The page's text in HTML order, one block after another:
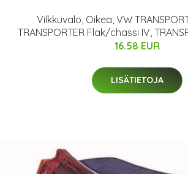
Vilkkuvalo, Oikea, VW
TRANSPORTER Flak/chassi IV,
16.58 EUR
LISÄTIETOJA